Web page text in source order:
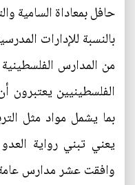
حافل بمعاداة السامية
بالنسبة للإدارات
من المدارس
الفلسطينيين يعتبرون
بما يشمل مواد مثل
يعني تبني رواية
وافقت عشر مدارس